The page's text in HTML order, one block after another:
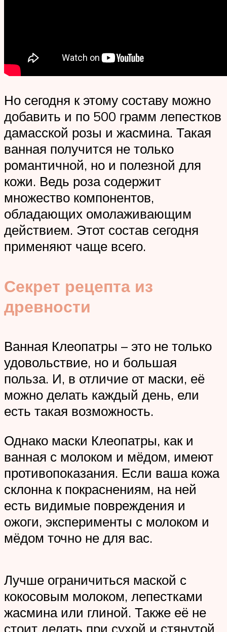
Но сегодня к этому составу можно
добавить и по 500 грамм лепестков
дамасской розы и жасмина. Такая
ванная получится не только
романтичной, но и полезной для
кожи. Ведь роза содержит
множество компонентов,
обладающих омолаживающим
действием. Этот состав сегодня
применяют чаще всего.
Секрет рецепта из
древности
Ванная Клеопатры – это не только
удовольствие, но и большая
польза. И, в отличие от маски, её
можно делать каждый день, ели
есть такая возможность.
Однако маски Клеопатры, как и
ванная с молоком и мёдом, имеют
противопоказания. Если ваша кожа
склонна к покраснениям, на ней
есть видимые повреждения и
ожоги, эксперименты с молоком и
мёдом точно не для вас.
Лучше ограничиться маской с
кокосовым молоком, лепестками
жасмина или глиной. Также её не
стоит делать при сухой и стянутой